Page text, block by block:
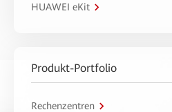
HUAWEI eKit
Produkt-Portfolio
Rechenzentren